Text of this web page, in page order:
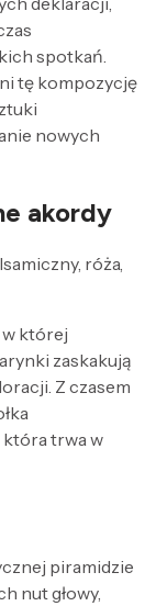
spotkań.
tę kompozycję
nowych
akordy
róża,
w której
zaskakują
Z czasem
która trwa w
piramidzie
nut głowy,